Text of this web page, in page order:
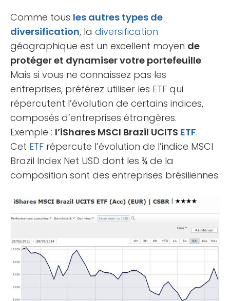
Comme tous les autres types de
diversification, la diversification
géographique est un excellent moyen de
protéger et dynamiser votre portefeuille.
Mais si vous ne connaissez pas les
entreprises, préférez utiliser les ETF qui
répercutent l’évolution de certains indices,
composés d’entreprises étrangères.
Exemple : l’iShares MSCI Brazil UCITS ETF.
Cet ETF répercute l’évolution de l’indice MSCI
Brazil Index Net USD dont les ¾ de la
composition sont des entreprises brésiliennes.